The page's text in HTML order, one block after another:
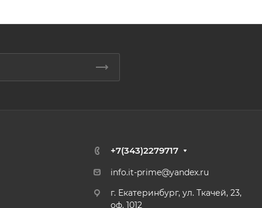
+7(343)2279717
info.it-prime@yandex.ru
г. Екатеринбург, ул. Ткачей, 23,
оф. 1012